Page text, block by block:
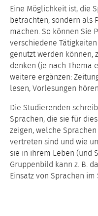
Eine Möglichkeit ist, die
betrachten, sondern als
machen. So können Sie
verschiedene
genutzt werden können,
denken (je nach Thema
weitere ergänzen:
lesen, Vorlesungen
Die Studierenden
Sprachen, die sie für
zeigen, welche
vertreten sind und wie
sie in ihrem Leben (und
Gruppenbild kann z. B.
Einsatz von Sprachen